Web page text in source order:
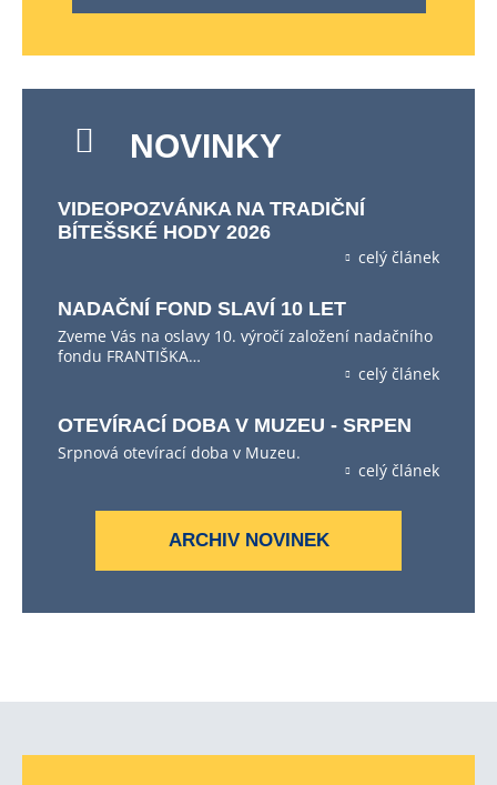
NOVINKY
VIDEOPOZVÁNKA NA TRADIČNÍ
BÍTEŠSKÉ HODY 2026
celý článek
NADAČNÍ FOND SLAVÍ 10 LET
Zveme Vás na oslavy 10. výročí založení nadačního
fondu FRANTIŠKA…
celý článek
OTEVÍRACÍ DOBA V MUZEU - SRPEN
Srpnová otevírací doba v Muzeu.
celý článek
ARCHIV NOVINEK